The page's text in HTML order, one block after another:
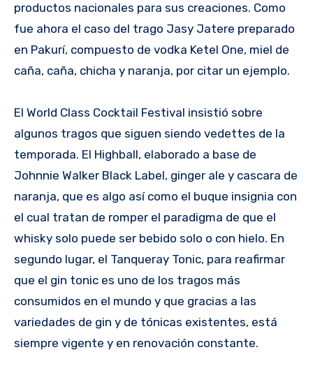
productos nacionales para sus creaciones. Como
fue ahora el caso del trago Jasy Jatere preparado
en Pakurí, compuesto de vodka Ketel One, miel de
caña, caña, chicha y naranja, por citar un ejemplo.
El World Class Cocktail Festival insistió sobre
algunos tragos que siguen siendo vedettes de la
temporada. El Highball, elaborado a base de
Johnnie Walker Black Label, ginger ale y cascara de
naranja, que es algo así como el buque insignia con
el cual tratan de romper el paradigma de que el
whisky solo puede ser bebido solo o con hielo. En
segundo lugar, el Tanqueray Tonic, para reafirmar
que el gin tonic es uno de los tragos más
consumidos en el mundo y que gracias a las
variedades de gin y de tónicas existentes, está
siempre vigente y en renovación constante.